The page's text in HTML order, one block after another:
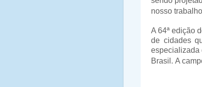
nosso
A 64ª edição
de cidades
especializada
Brasil. A